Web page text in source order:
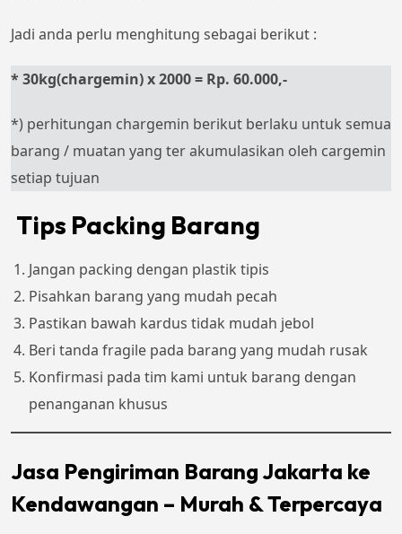
Jadi anda perlu menghitung sebagai berikut :
* 30kg(chargemin) x 2000 = Rp. 60.000,-
*) perhitungan chargemin berikut berlaku untuk semua
barang / muatan yang ter akumulasikan oleh cargemin
setiap tujuan
Tips Packing Barang
Jangan packing dengan plastik tipis
Pisahkan barang yang mudah pecah
Pastikan bawah kardus tidak mudah jebol
Beri tanda fragile pada barang yang mudah rusak
Konfirmasi pada tim kami untuk barang dengan
penanganan khusus
Jasa Pengiriman Barang Jakarta ke
Kendawangan – Murah & Terpercaya